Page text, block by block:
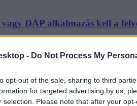
- Do Not Process My
opt-out of the sale, sharing to third
for targeted advertising by us,
selection. Please note that after your
DÁP alkalmazás kell a